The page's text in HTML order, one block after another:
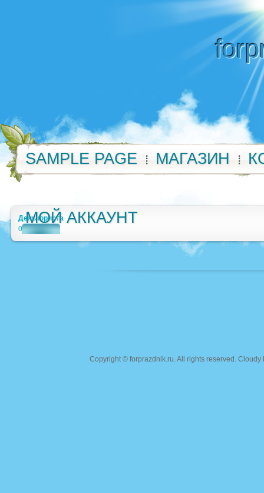
SAMPLE PAGE МАГАЗИН
МОЙ АККАУНТ
День юриста
0
Copyright © forprazdnik.ru. All rights reserved.